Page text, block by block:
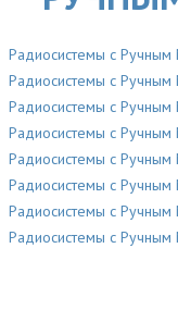
Радиосистемы с
Радиосистемы с
Радиосистемы с
Радиосистемы с
Радиосистемы с
Радиосистемы с
Радиосистемы с
Радиосистемы с